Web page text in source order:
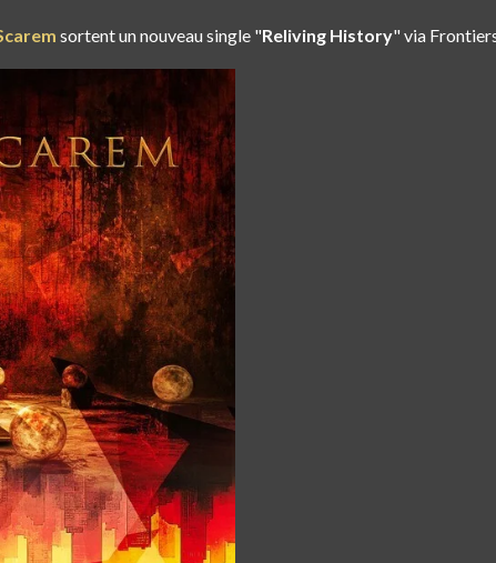
sortent un nouveau single "Reliving History" via